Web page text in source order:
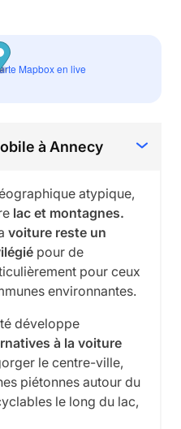
Mapbox en live
à Annecy
atypique,
lac et montagnes.
voiture reste un
pour de
pour ceux
environnantes.
développe
à la voiture
le centre-ville,
piétonnes autour du
le long du lac,